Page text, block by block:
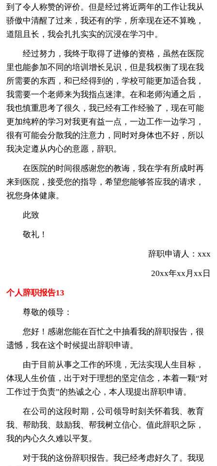
到了令人称赞的评价。但是经过将近两年的工作让我从
骄傲中清醒了过来，我还有的学，所幸现在还不算晚，
道阻且长，我会扎扎实实的沉浸在学习中。
经过努力，我终于取得了进修的资格，虽然在医院
里也能参加不同的培训增长见识，但是我权衡了现在我
所需要的东西，和已经得到的，学校可能更加适合我，
我需要一个老师来为我指点迷津。在和老师沟通之后，
我也慎重思考了很久，我已经有工作经验了，现在可能
更加纯粹的学习对我更有益一点，一边工作一边学习，
很有可能会分散我的注意力，同时对身体也不好，所以
我决定遵从内心的意愿，辞职。
在医院的时间很感谢您的教诲，我在学有所成时再
来到医院，接受您的指导，希望您能够答应我的请求，
祝您身体健康。
此致
敬礼！
辞职申请人：xxx
20xx年xx月xx日
个人辞职报告13
尊敬的领导：
您好！感谢您能在百忙之中抽看我的辞职报告，很
遗憾，我在这个时候提出辞职申请。
由于目前从事之工作的环境，无法实现人生目标，
体现人生价值，出于对于理想的坚定信念，本着一颗“对
工作过于负责”的热诚之心，本人现提出辞职申请。
在公司的这段时期，公司领导时刻关怀着我、教育
我、帮助我、鼓励我、帮我树立信心。值此辞职之际，
我的内心久久难以平复。
对于我的这份辞职报告。我已经考虑好久了。我现